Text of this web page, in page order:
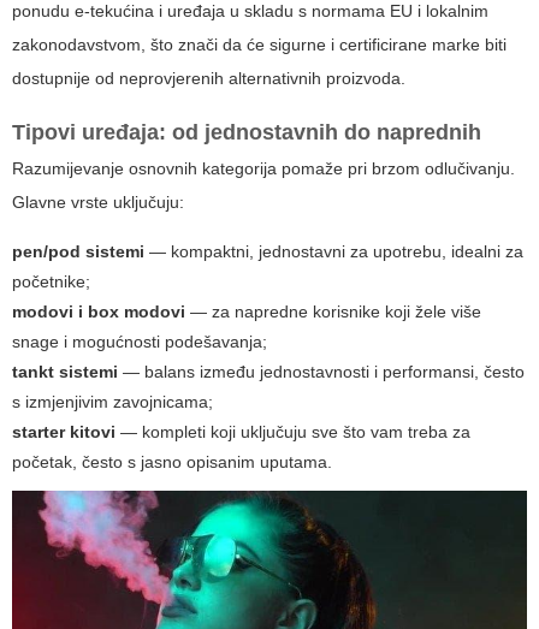
ponudu e-tekućina i uređaja u skladu s normama EU i lokalnim
zakonodavstvom, što znači da će sigurne i certificirane marke biti
dostupnije od neprovjerenih alternativnih proizvoda.
Tipovi uređaja: od jednostavnih do naprednih
Razumijevanje osnovnih kategorija pomaže pri brzom odlučivanju.
Glavne vrste uključuju:
pen/pod sistemi — kompaktni, jednostavni za upotrebu, idealni za
početnike;
modovi i box modovi — za napredne korisnike koji žele više
snage i mogućnosti podešavanja;
tankt sistemi — balans između jednostavnosti i performansi, često
s izmjenjivim zavojnicama;
starter kitovi — kompleti koji uključuju sve što vam treba za
početak, često s jasno opisanim uputama.